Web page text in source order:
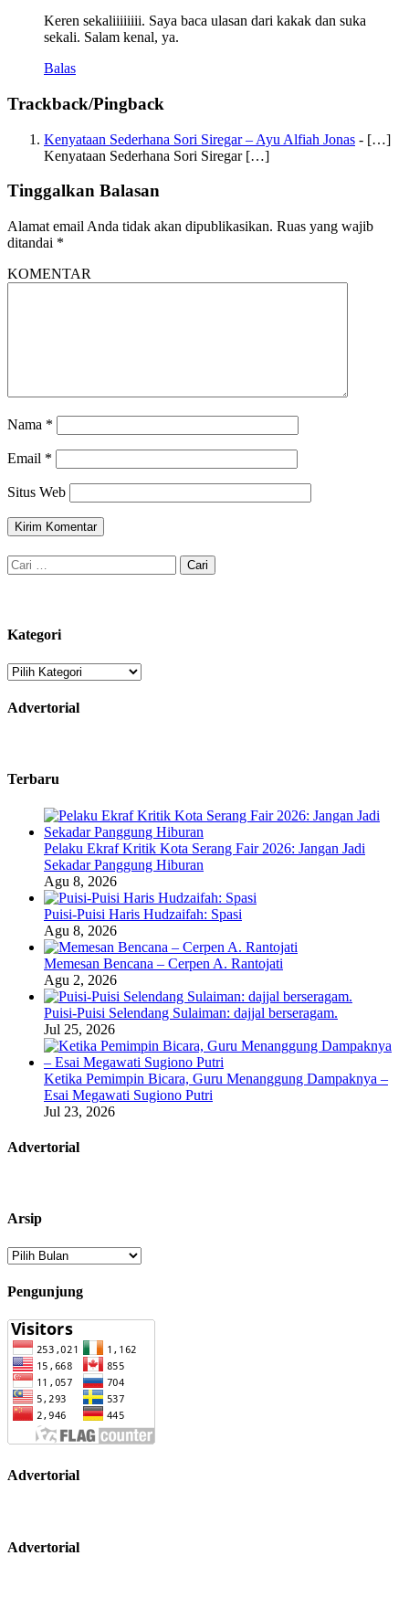
Keren sekaliiiiiiii. Saya baca ulasan dari kakak dan suka
sekali. Salam kenal, ya.
Balas
Trackback/Pingback
Kenyataan Sederhana Sori Siregar – Ayu Alfiah Jonas - […]
Kenyataan Sederhana Sori Siregar […]
Tinggalkan Balasan
Alamat email Anda tidak akan dipublikasikan. Ruas yang wajib
ditandai *
KOMENTAR
Nama *
Email *
Situs Web
Cari
untuk:
Kategori
Kategori
Advertorial
Terbaru
Pelaku Ekraf Kritik Kota Serang Fair 2026: Jangan Jadi
Sekadar Panggung Hiburan
Agu 8, 2026
Puisi-Puisi Haris Hudzaifah: Spasi
Agu 8, 2026
Memesan Bencana – Cerpen A. Rantojati
Agu 2, 2026
Puisi-Puisi Selendang Sulaiman: dajjal berseragam.
Jul 25, 2026
Ketika Pemimpin Bicara, Guru Menanggung Dampaknya –
Esai Megawati Sugiono Putri
Jul 23, 2026
Advertorial
Arsip
Arsip
Pengunjung
Advertorial
Advertorial